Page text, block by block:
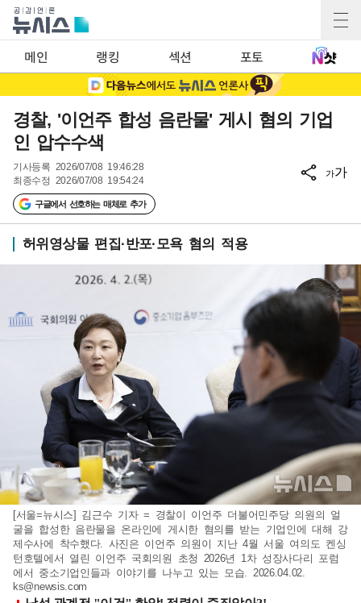
메인 랭킹 섹션 포토
경찰, '이언주 합성 음란물' 게시 혐의 기업
인 압수수색
기사등록 2026/07/08 19:46:28
최종수정 2026/07/08 19:54:24
구글에서 선호하는 매체로 추가
가가
허위영상물 편집·반포·모욕 혐의 적용
[서울=뉴시스] 김근수 기자 = 경찰이 이언주 더불어민주당 의원의 얼
굴을 합성한 음란물을 온라인에 게시한 혐의를 받는 기업인에 대해 강
제수사에 착수했다. 사진은 이언주 의원이 지난 4월 서울 여의도 켄싱
턴호텔에서 열린 이언주 국회의원 초청 2026년 1차 성장사다리 포럼
에서 중소기업인들과 이야기를 나누고 있는 모습. 2026.04.02.
ks@newsis.com